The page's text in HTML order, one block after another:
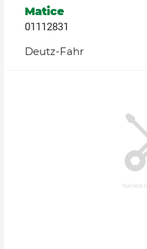
Matice
01112831
Deutz-Fahr